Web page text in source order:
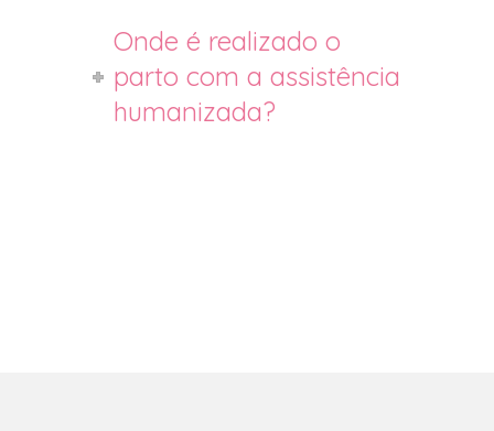
Onde é realizado o
parto com a assistência
humanizada?